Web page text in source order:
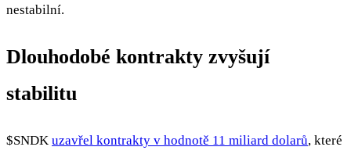
nestabilní.
Dlouhodobé kontrakty zvyšují
stabilitu
$SNDK uzavřel kontrakty v hodnotě 11 miliard dolarů, které